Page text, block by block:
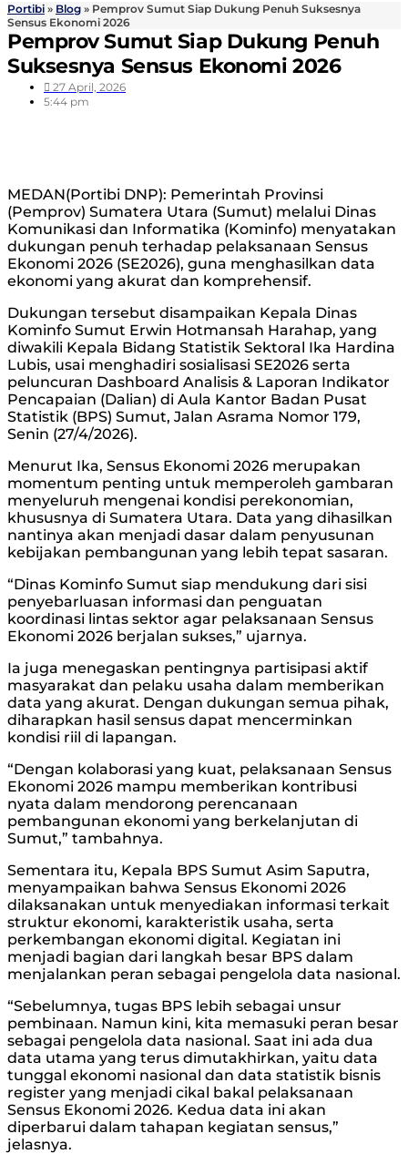
Portibi » Blog » Pemprov Sumut Siap Dukung Penuh Suksesnya
Sensus Ekonomi 2026
Pemprov Sumut Siap Dukung Penuh
Suksesnya Sensus Ekonomi 2026
27 April, 2026
5:44 pm
MEDAN(Portibi DNP): Pemerintah Provinsi
(Pemprov) Sumatera Utara (Sumut) melalui Dinas
Komunikasi dan Informatika (Kominfo) menyatakan
dukungan penuh terhadap pelaksanaan Sensus
Ekonomi 2026 (SE2026), guna menghasilkan data
ekonomi yang akurat dan komprehensif.
Dukungan tersebut disampaikan Kepala Dinas
Kominfo Sumut Erwin Hotmansah Harahap, yang
diwakili Kepala Bidang Statistik Sektoral Ika Hardina
Lubis, usai menghadiri sosialisasi SE2026 serta
peluncuran Dashboard Analisis & Laporan Indikator
Pencapaian (Dalian) di Aula Kantor Badan Pusat
Statistik (BPS) Sumut, Jalan Asrama Nomor 179,
Senin (27/4/2026).
Menurut Ika, Sensus Ekonomi 2026 merupakan
momentum penting untuk memperoleh gambaran
menyeluruh mengenai kondisi perekonomian,
khususnya di Sumatera Utara. Data yang dihasilkan
nantinya akan menjadi dasar dalam penyusunan
kebijakan pembangunan yang lebih tepat sasaran.
“Dinas Kominfo Sumut siap mendukung dari sisi
penyebarluasan informasi dan penguatan
koordinasi lintas sektor agar pelaksanaan Sensus
Ekonomi 2026 berjalan sukses,” ujarnya.
Ia juga menegaskan pentingnya partisipasi aktif
masyarakat dan pelaku usaha dalam memberikan
data yang akurat. Dengan dukungan semua pihak,
diharapkan hasil sensus dapat mencerminkan
kondisi riil di lapangan.
“Dengan kolaborasi yang kuat, pelaksanaan Sensus
Ekonomi 2026 mampu memberikan kontribusi
nyata dalam mendorong perencanaan
pembangunan ekonomi yang berkelanjutan di
Sumut,” tambahnya.
Sementara itu, Kepala BPS Sumut Asim Saputra,
menyampaikan bahwa Sensus Ekonomi 2026
dilaksanakan untuk menyediakan informasi terkait
struktur ekonomi, karakteristik usaha, serta
perkembangan ekonomi digital. Kegiatan ini
menjadi bagian dari langkah besar BPS dalam
menjalankan peran sebagai pengelola data nasional.
“Sebelumnya, tugas BPS lebih sebagai unsur
pembinaan. Namun kini, kita memasuki peran besar
sebagai pengelola data nasional. Saat ini ada dua
data utama yang terus dimutakhirkan, yaitu data
tunggal ekonomi nasional dan data statistik bisnis
register yang menjadi cikal bakal pelaksanaan
Sensus Ekonomi 2026. Kedua data ini akan
diperbarui dalam tahapan kegiatan sensus,”
jelasnya.